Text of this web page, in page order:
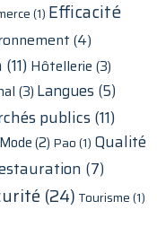
(1) Efficacité
(4)
(11) Hôtellerie (3)
(3) Langues (5)
publics (11)
Mode(2) Pao(1) Qualité
(7)
(24) Tourisme(1)